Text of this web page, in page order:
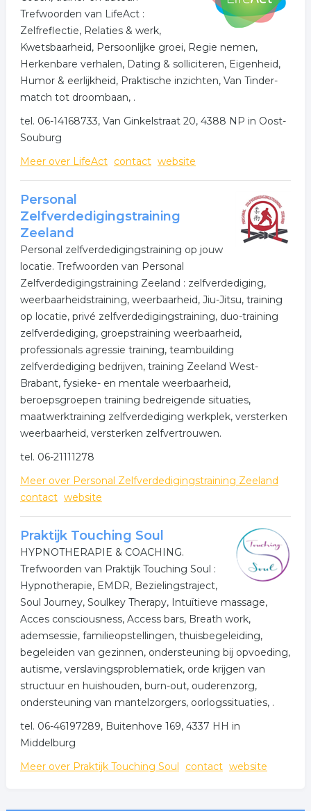
opruimhulp Vlissingen - opruimcoach Vlissingen - huis
opruimen Vlissingen.
Trefwoorden van LifeAct :
Zelfreflectie, Relaties & werk,
Kwetsbaarheid, Persoonlijke groei, Regie nemen,
Herkenbare verhalen, Dating & solliciteren, Eigenheid,
Humor & eerlijkheid, Praktische inzichten, Van Tinder-
match tot droombaan, .
tel. 06-14168733, Van Ginkelstraat 20, 4388 NP in Oost-
Souburg
Meer over LifeAct contact website
Personal
Zelfverdedigingstraining
Zeeland
Personal zelfverdedigingstraining op jouw
locatie. Trefwoorden van Personal
Zelfverdedigingstraining Zeeland : zelfverdediging,
weerbaarheidstraining, weerbaarheid, Jiu-Jitsu, training
op locatie, privé zelfverdedigingstraining, duo-training
zelfverdediging, groeps­training weerbaarheid,
professionals agressie training, teambuilding
zelfverdediging bedrijven, training Zeeland West-
Brabant, fysieke- en mentale weerbaarheid,
beroepsgroepen training bedreigende situaties,
maatwerktraining zelfverdediging werkplek, versterken
weerbaarheid, versterken zelfvertrouwen.
tel. 06-21111278
Meer over Personal Zelfverdedigingstraining Zeeland
contact website
Praktijk Touching Soul
HYPNOTHERAPIE & COACHING.
Trefwoorden van Praktijk Touching Soul :
Hypnotherapie, EMDR, Bezielingstraject,
Soul Journey, Soulkey Therapy, Intuïtieve massage,
Acces consciousness, Access bars, Breath work,
ademsessie, familieopstellingen, thuisbegeleiding,
begeleiden van gezinnen, ondersteuning bij opvoeding,
autisme, verslavingsproblematiek, orde krijgen van
structuur en huishouden, burn-out, ouderenzorg,
ondersteuning van mantelzorgers, oorlogssituaties, .
tel. 06-46197289, Buitenhove 169, 4337 HH in
Middelburg
Meer over Praktijk Touching Soul
contact website